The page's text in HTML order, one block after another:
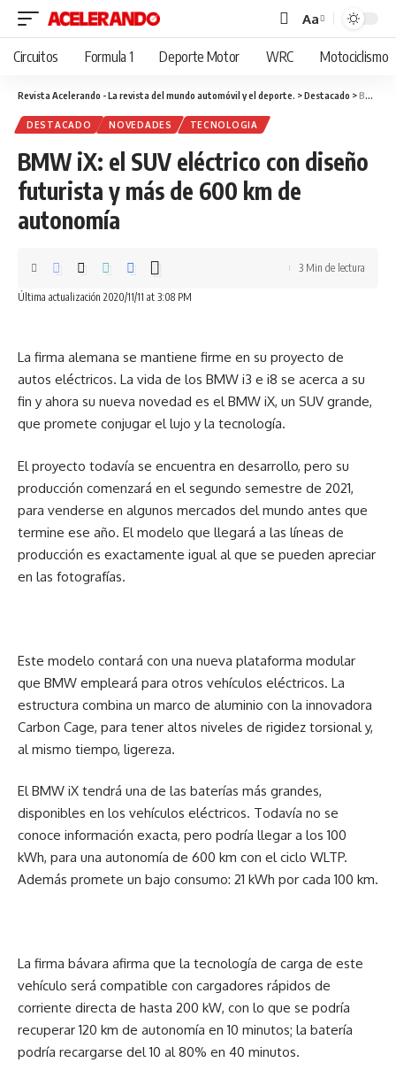
Cambiar
tamaño
fuente
Aa
Circuitos Formula 1 Deporte Motor WRC Motociclismo
Revista Acelerando - La revista del mundo automóvil y el deporte. >Destacado >BMW iX: el SUV eléctrico con diseño futurista y más de 600 km de autonomía
DESTACADO NOVEDADES TECNOLOGIA
BMW iX: el SUV eléctrico con diseño
futurista y más de 600 km de
autonomía
Última actualización 2020/11/11 at 3:08 PM
3 Min de lectura
La firma alemana se mantiene firme en su proyecto de
autos eléctricos. La vida de los BMW i3 e i8 se acerca a su
fin y ahora su nueva novedad es el BMW iX, un SUV grande,
que promete conjugar el lujo y la tecnología.
El proyecto todavía se encuentra en desarrollo, pero su
producción comenzará en el segundo semestre de 2021,
para venderse en algunos mercados del mundo antes que
termine ese año. El modelo que llegará a las líneas de
producción es exactamente igual al que se pueden apreciar
en las fotografías.
Este modelo contará con una nueva plataforma modular
que BMW empleará para otros vehículos eléctricos. La
estructura combina un marco de aluminio con la innovadora
Carbon Cage, para tener altos niveles de rigidez torsional y,
al mismo tiempo, ligereza.
El BMW iX tendrá una de las baterías más grandes,
disponibles en los vehículos eléctricos. Todavía no se
conoce información exacta, pero podría llegar a los 100
kWh, para una autonomía de 600 km con el ciclo WLTP.
Además promete un bajo consumo: 21 kWh por cada 100 km.
La firma bávara afirma que la tecnología de carga de este
vehículo será compatible con cargadores rápidos de
corriente directa de hasta 200 kW, con lo que se podría
recuperar 120 km de autonomía en 10 minutos; la batería
podría recargarse del 10 al 80% en 40 minutos.